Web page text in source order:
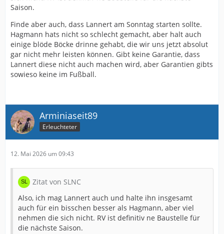
Saison.
Finde aber auch, dass Lannert am Sonntag starten sollte.
Hagmann hats nicht so schlecht gemacht, aber halt auch
einige blöde Böcke drinne gehabt, die wir uns jetzt absolut
gar nicht mehr leisten können. Gibt keine Garantie, dass
Lannert diese nicht auch machen wird, aber Garantien gibts
sowieso keine im Fußball.
Arminiaseit89
Erleuchteter
12. Mai 2026 um 09:43
Zitat von SLNC
Also, ich mag Lannert auch und halte ihn insgesamt
auch für ein bisschen besser als Hagmann, aber viel
nehmen die sich nicht. RV ist definitiv ne Baustelle für
die nächste Saison.